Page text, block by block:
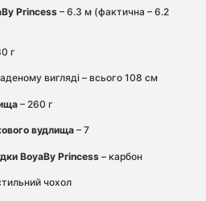
Princess – 6.3 м (фактична – 6.2
г
вигляді – всього 108 см
– 260 г
вудлища – 7
BoyaBy Princess – карбон
чохол